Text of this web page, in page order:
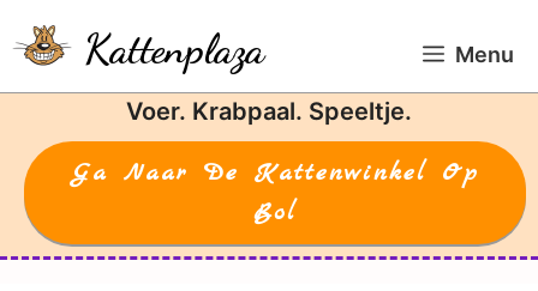
naar
de
Kattenplaza Menu
Voer. Krabpaal. Speeltje.
Ga Naar De Kattenwinkel Op
Bol